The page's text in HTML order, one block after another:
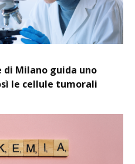
di Milano guida uno
le cellule tumorali